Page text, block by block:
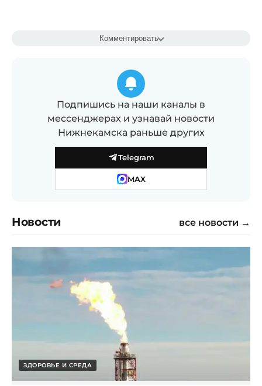
Комментировать
Подпишись на наши каналы в
мессенджерах и узнавай новости
Нижнекамска раньше других
Telegram
MAX
Новости все новости →
ЗДОРОВЬЕ И СРЕДА